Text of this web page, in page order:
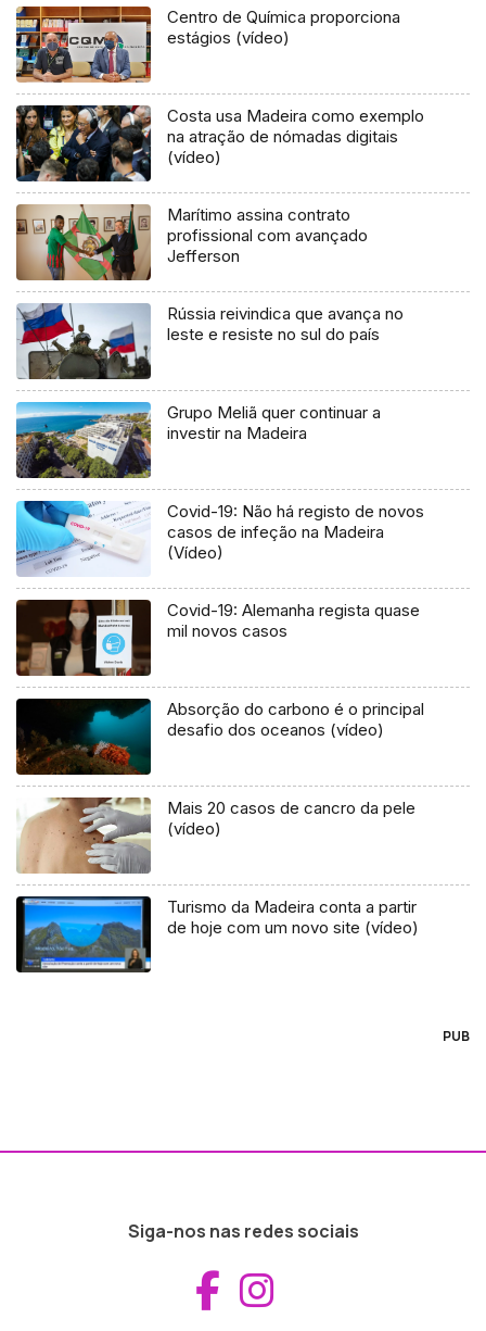
Centro de Química proporciona
estágios (vídeo)
Costa usa Madeira como exemplo
na atração de nómadas digitais
(vídeo)
Marítimo assina contrato
profissional com avançado
Jefferson
Rússia reivindica que avança no
leste e resiste no sul do país
Grupo Meliã quer continuar a
investir na Madeira
Covid-19: Não há registo de novos
casos de infeção na Madeira
(Vídeo)
Covid-19: Alemanha regista quase
mil novos casos
Absorção do carbono é o principal
desafio dos oceanos (vídeo)
Mais 20 casos de cancro da pele
(vídeo)
Turismo da Madeira conta a partir
de hoje com um novo site (vídeo)
PUB
Siga-nos nas redes sociais
Aceder ao